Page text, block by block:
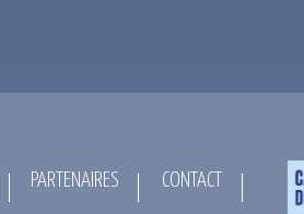
PARTENAIRES CONTACT